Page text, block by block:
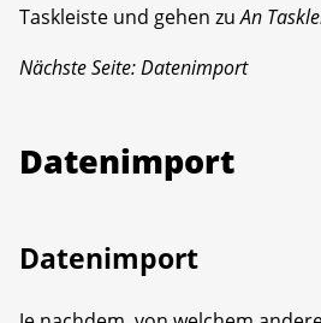
Taskleiste und gehen zuAn
Nächste Seite: Datenimport
Datenimport
Datenimport